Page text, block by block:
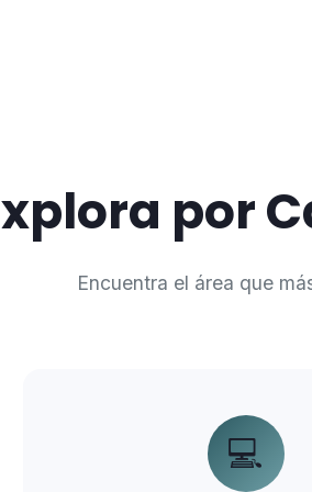
por
Encuentra el área que
💻